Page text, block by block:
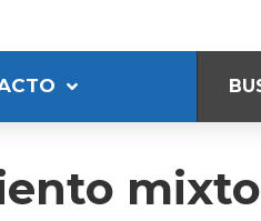
mixto